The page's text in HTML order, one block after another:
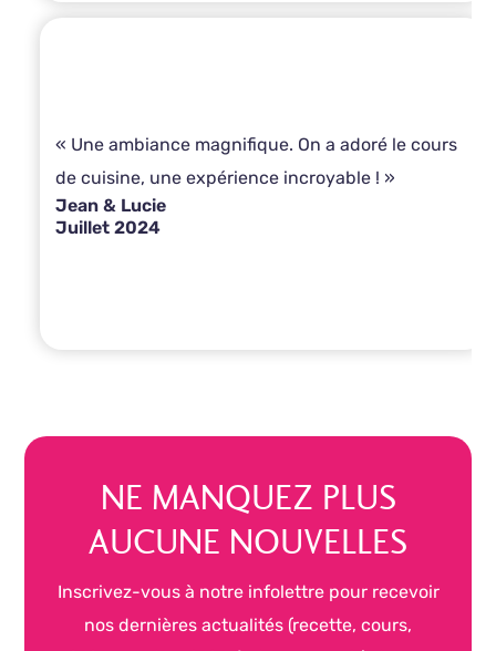
« Une ambiance magnifique. On a adoré le cours
de cuisine, une expérience incroyable ! »
Jean & Lucie
Juillet 2024
NE MANQUEZ PLUS
AUCUNE NOUVELLES
Inscrivez-vous à notre infolettre pour recevoir
nos dernières actualités (recette, cours,